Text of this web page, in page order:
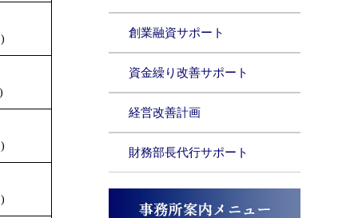
創業融資サポート
資金繰り改善サポート
経営改善計画
財務部長代行サポート